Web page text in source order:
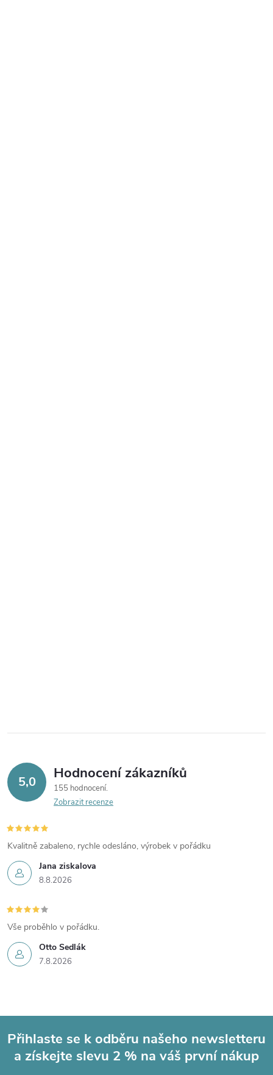
5,0 Hodnocení zákazníků
155 hodnocení
Zobrazit recenze
Jana ziskalova
8.8.2026
Kvalitně zabaleno, rychle odesláno, výrobek v pořádku
Otto Sedlák
7.8.2026
Vše proběhlo v pořádku.
Přihlaste se k odběru našeho newsletteru
a získejte slevu 2 % na váš první nákup